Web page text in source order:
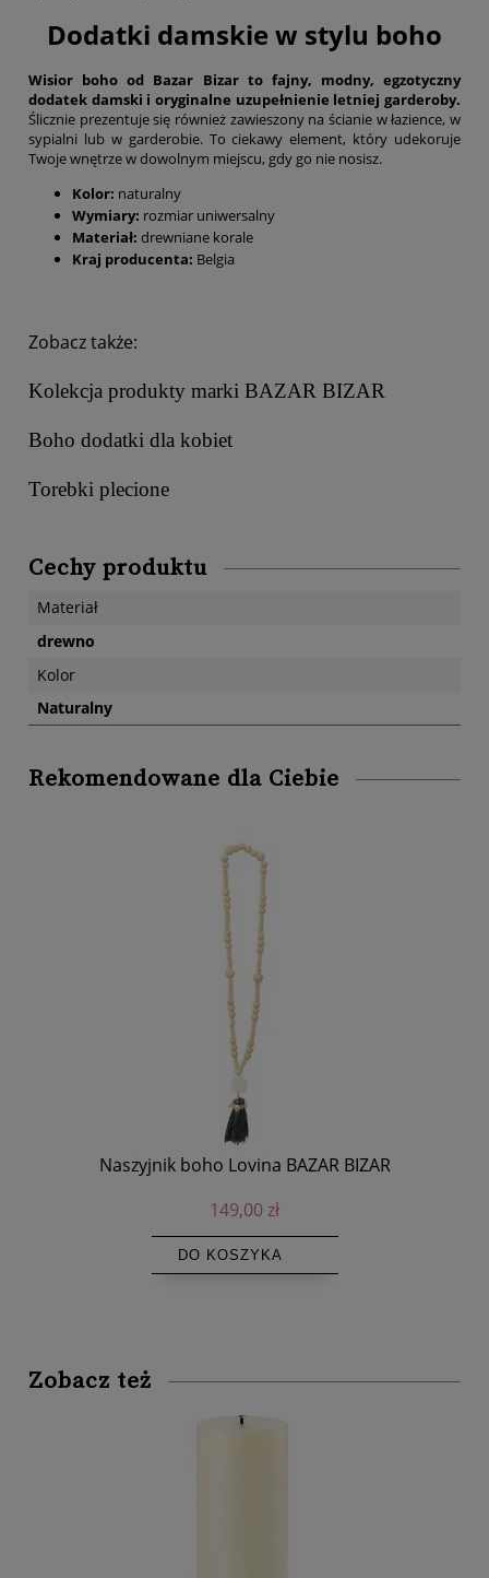
Dodatki damskie w stylu boho
Wisior boho od Bazar Bizar to fajny, modny, egzotyczny
dodatek damski i oryginalne uzupełnienie letniej garderoby.
Ślicznie prezentuje się również zawieszony na ścianie w łazience, w
sypialni lub w garderobie. To ciekawy element, który udekoruje
Twoje wnętrze w dowolnym miejscu, gdy go nie nosisz.
Kolor: naturalny
Wymiary: rozmiar uniwersalny
Materiał: drewniane korale
Kraj producenta: Belgia
Zobacz także:
Kolekcja produkty marki BAZAR BIZAR
Boho dodatki dla kobiet
Torebki plecione
Cechy produktu
Materiał
drewno
Kolor
Naturalny
Rekomendowane dla Ciebie
Naszyjnik boho Lovina BAZAR BIZAR
149,00 zł
DO KOSZYKA
Zobacz też